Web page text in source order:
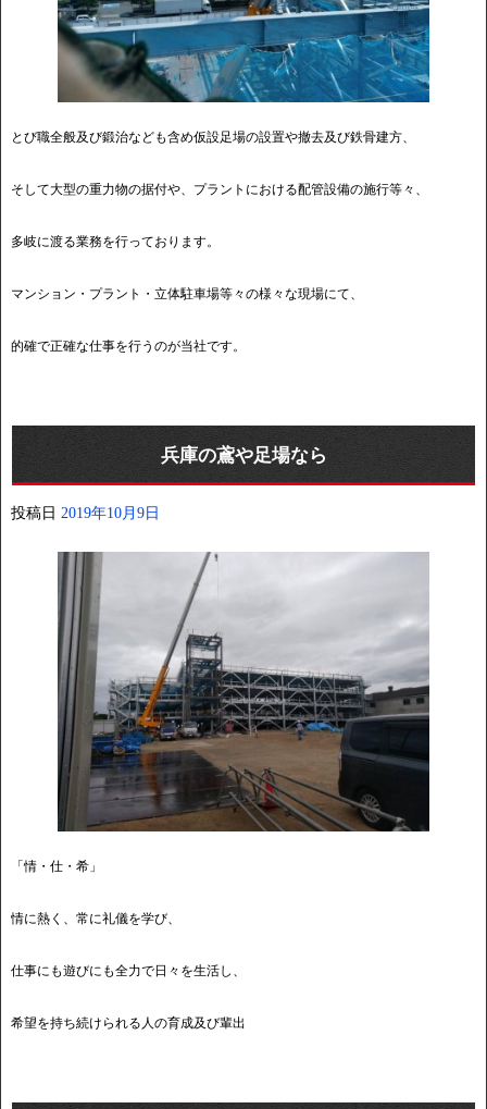
とび職全般及び鍛治なども含め仮設足場の設置や撤去及び鉄骨建方、
そして大型の重力物の据付や、プラントにおける配管設備の施行等々、
多岐に渡る業務を行っております。
マンション・プラント・立体駐車場等々の様々な現場にて、
的確で正確な仕事を行うのが当社です。
兵庫の鳶や足場なら
投稿日 2019年10月9日
「情・仕・希」
情に熱く、常に礼儀を学び、
仕事にも遊びにも全力で日々を生活し、
希望を持ち続けられる人の育成及び輩出